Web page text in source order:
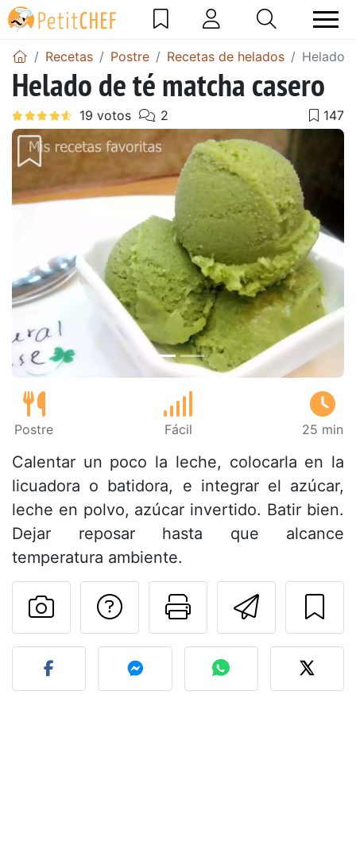
Recetas Postre Recetas de helados Helado
Helado de té matcha casero
Anterior
Postre Fácil 25 min
Calentar un poco la leche, colocarla en la
licuadora o batidora, e integrar el azúcar,
leche en polvo, azúcar invertido. Batir bien.
Dejar reposar hasta que alcance
temperatura ambiente.
Imprimir
Preguntar al autor
Publicar la foto de esta